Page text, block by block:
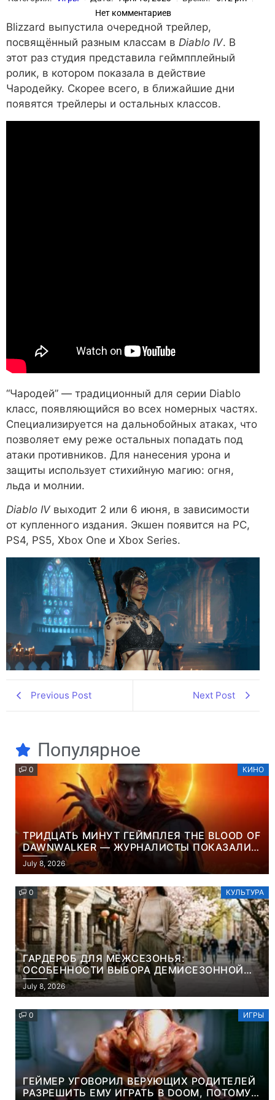
Нет комментариев
Blizzard выпустила очередной трейлер,
посвящённый разным классам в Diablo IV. В
этот раз студия представила геймпплейный
ролик, в котором показала в действие
Чародейку. Скорее всего, в ближайшие дни
появятся трейлеры и остальных классов.
“Чародей” — традиционный для серии Diablo
класс, появляющийся во всех номерных частях.
Специализируется на дальнобойных атаках, что
позволяет ему реже остальных попадать под
атаки противников. Для нанесения урона и
защиты использует стихийную магию: огня,
льда и молнии.
Diablo IV выходит 2 или 6 июня, в зависимости
от купленного издания. Экшен появится на PC,
PS4, PS5, Xbox One и Xbox Series.
Previous Post Next Post
Популярное
0 КИНО
ТРИДЦАТЬ МИНУТ ГЕЙМПЛЕЯ THE BLOOD OF
DAWNWALKER — ЖУРНАЛИСТЫ ПОКАЗАЛИ
НАЧАЛО НОВОЙ ИГРЫ ОТ ВЕТЕРАНОВ CD
PROJEKT RED
July 8, 2026
0 КУЛЬТУРА
ГАРДЕРОБ ДЛЯ МЕЖСЕЗОНЬЯ:
ОСОБЕННОСТИ ВЫБОРА ДЕМИСЕЗОННОЙ
ПАРКИ И ЭЛЕГАНТНОГО ЖЕНСКОГО ПЛАЩА
July 8, 2026
0 ИГРЫ
ГЕЙМЕР УГОВОРИЛ ВЕРУЮЩИХ РОДИТЕЛЕЙ
РАЗРЕШИТЬ ЕМУ ИГРАТЬ В DOOM, ПОТОМУ